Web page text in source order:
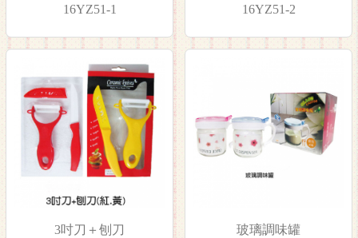
16YZ51-1
16YZ51-2
3吋刀＋刨刀
玻璃調味罐